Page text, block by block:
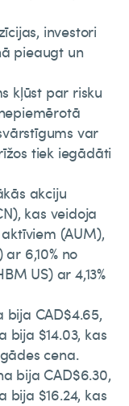
investori
pieaugt un
kļūst par risku
var
tiek iegādāti
akciju
kas veidoja
(AUM),
6,10% no
US) ar 4,13%
bija CAD$4.65,
bija $14.03, kas
cena.
bija CAD$6.30,
bija $16.24, kas